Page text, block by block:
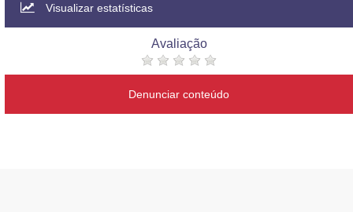
Visualizar estatísticas
Avaliação
Denunciar conteúdo